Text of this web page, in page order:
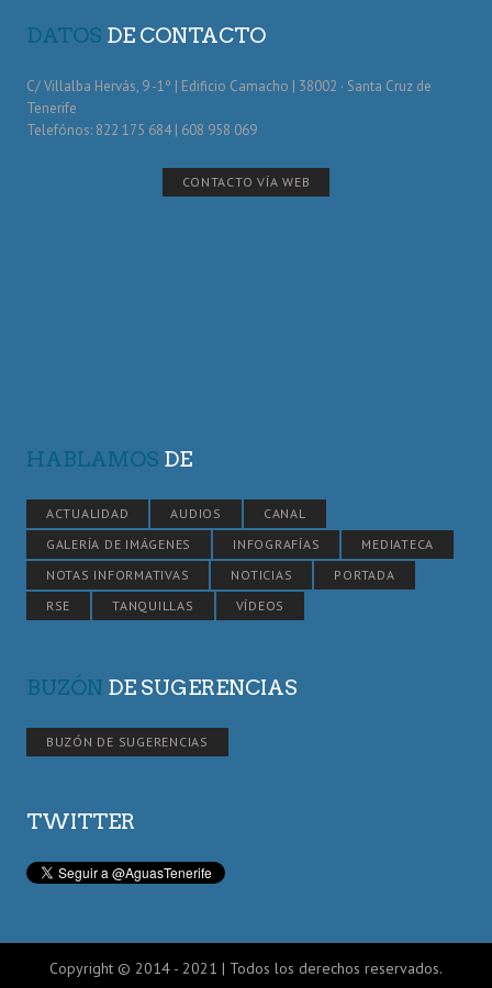
DATOS DE CONTACTO
C/ Villalba Hervás, 9 -1º | Edificio Camacho | 38002 · Santa Cruz de
Tenerife
Telefónos: 822 175 684 | 608 958 069
CONTACTO VÍA WEB
HABLAMOS DE
ACTUALIDAD AUDIOS
CANAL
GALERÍA DE IMÁGENES
INFOGRAFÍAS
MEDIATECA
NOTAS INFORMATIVAS
NOTICIAS
PORTADA
RSE
TANQUILLAS VÍDEOS
BUZÓN DE SUGERENCIAS
BUZÓN DE SUGERENCIAS
TWITTER
Copyright © 2014 - 2021 | Todos los derechos reservados.